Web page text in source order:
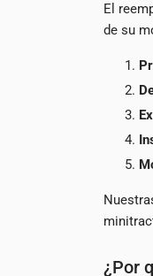
El
de su
¿Por